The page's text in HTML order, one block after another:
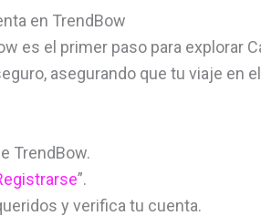
en TrendBow
es el primer paso para explorar
asegurando que tu viaje en
TrendBow.
”.
y verifica tu cuenta.